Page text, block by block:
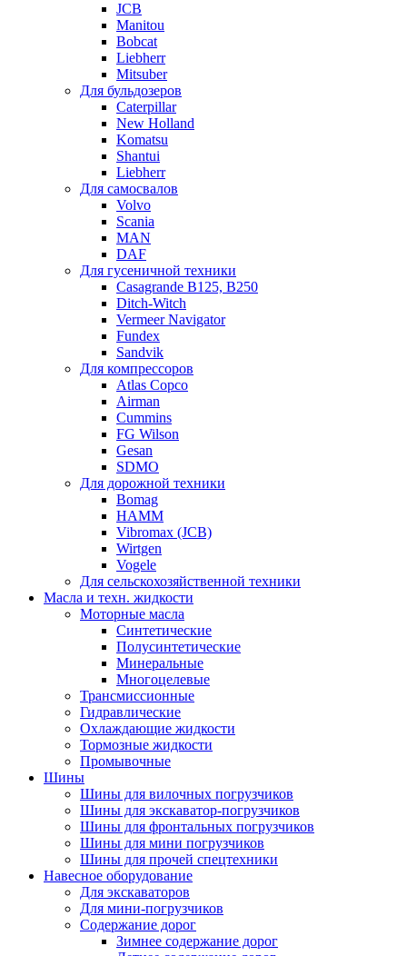
JCB
Manitou
Bobcat
Liebherr
Mitsuber
Для бульдозеров
Caterpillar
New Holland
Komatsu
Shantui
Liebherr
Для самосвалов
Volvo
Scania
MAN
DAF
Для гусеничной техники
Casagrande B125, B250
Ditch-Witch
Vermeer Navigator
Fundex
Sandvik
Для компрессоров
Atlas Copco
Airman
Cummins
FG Wilson
Gesan
SDMO
Для дорожной техники
Bomag
HAMM
Vibromax (JCB)
Wirtgen
Vogele
Для сельскохозяйственной техники
Масла и техн. жидкости
Моторные масла
Синтетические
Полусинтетические
Минеральные
Многоцелевые
Трансмиссионные
Гидравлические
Охлаждающие жидкости
Тормозные жидкости
Промывочные
Шины
Шины для вилочных погрузчиков
Шины для экскаватор-погрузчиков
Шины для фронтальных погрузчиков
Шины для мини погрузчиков
Шины для прочей спецтехники
Навесное оборудование
Для экскаваторов
Для мини-погрузчиков
Содержание дорог
Зимнее содержание дорог